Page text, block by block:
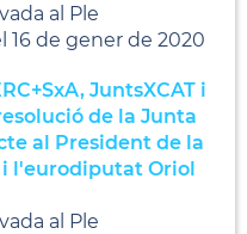
al Ple
de gener de 2020
JuntsXCAT i
de la Junta
al President de la
l'eurodiputat Oriol
al Ple